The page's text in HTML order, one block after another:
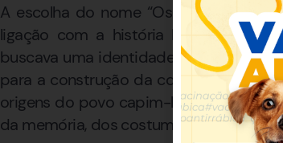
A escolha do nome “Os
ligação com a história local. Como
buscava uma identidade que
para a construção da comunidade
origens do povo capim-branquense e
da memória, dos costumes e dos